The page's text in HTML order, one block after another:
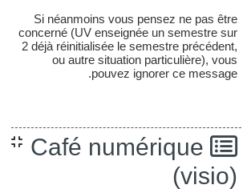
Si néanmoins vous pensez ne pas être
concerné (UV enseignée un semestre sur
2 déjà réinitialisée le semestre précédent,
ou autre situation particulière), vous
pouvez ignorer ce message.
Café numérique
(visio)